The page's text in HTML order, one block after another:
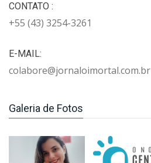
CONTATO :
+55 (43) 3254-3261
E-MAIL:
colabore@jornaloimortal.com.br
Galeria de Fotos